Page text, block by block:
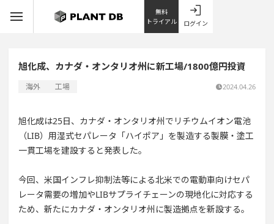
無料
トライアル
ログイン
旭化成、カナダ・オンタリオ州に新工場/1800億円投資
海外 工場 2024.04.26
旭化成は25日、カナダ・オンタリオ州でリチウムイオン電池
（LIB）用湿式セパレータ「ハイポア」を製造する製膜・塗工
一貫工場を建設すると発表した。
今回、米国インフレ抑制法等による北米での電動車向けセパ
レータ需要の増加やLIBサプライチェーンの現地化に対応する
ため、新たにカナダ・オンタリオ州に製造拠点を新設する。